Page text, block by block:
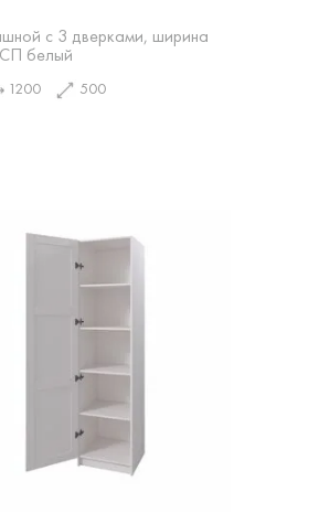
с 3 дверками, ширина
белый
1200 500